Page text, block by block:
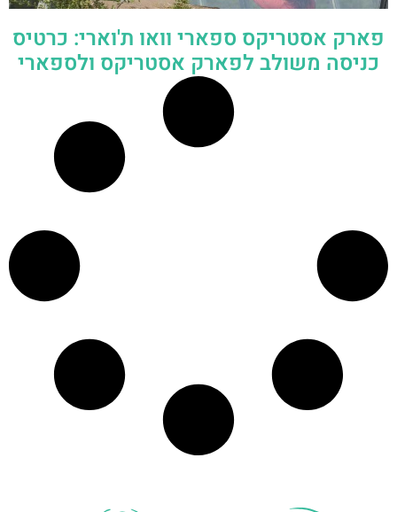
פארק אסטריקס ספארי וואו ת'וארי: כרטיס
כניסה משולב לפארק אסטריקס ולספארי